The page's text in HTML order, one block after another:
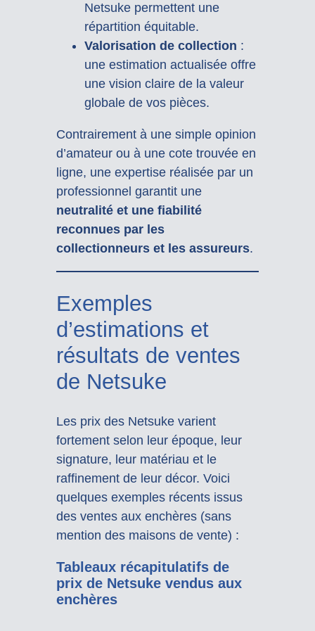
Netsuke permettent une
répartition équitable.
Valorisation de collection :
une estimation actualisée offre
une vision claire de la valeur
globale de vos pièces.
Contrairement à une simple opinion
d’amateur ou à une cote trouvée en
ligne, une expertise réalisée par un
professionnel garantit une
neutralité et une fiabilité
reconnues par les
collectionneurs et les assureurs.
Exemples
d’estimations et
résultats de ventes
de Netsuke
Les prix des Netsuke varient
fortement selon leur époque, leur
signature, leur matériau et le
raffinement de leur décor. Voici
quelques exemples récents issus
des ventes aux enchères (sans
mention des maisons de vente) :
Tableaux récapitulatifs de
prix de Netsuke vendus aux
enchères